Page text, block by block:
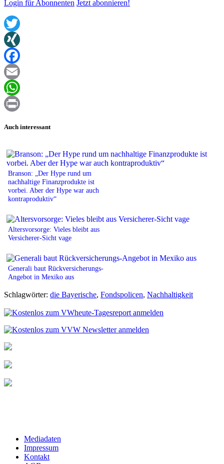
Login für Abonnenten Jetzt abonnieren!
Twitter
XING
Facebook
Email
WhatsApp
Auch interessant
Branson: „Der Hype rund um
nachhaltige Finanzprodukte ist
vorbei. Aber der Hype war auch
kontraproduktiv“
Altersvorsorge: Vieles bleibt aus
Versicherer-Sicht vage
Generali baut Rückversicherungs-
Angebot in Mexiko aus
Schlagwörter: die Bayerische, Fondspolicen, Nachhaltigkeit
Mediadaten
Impressum
Kontakt